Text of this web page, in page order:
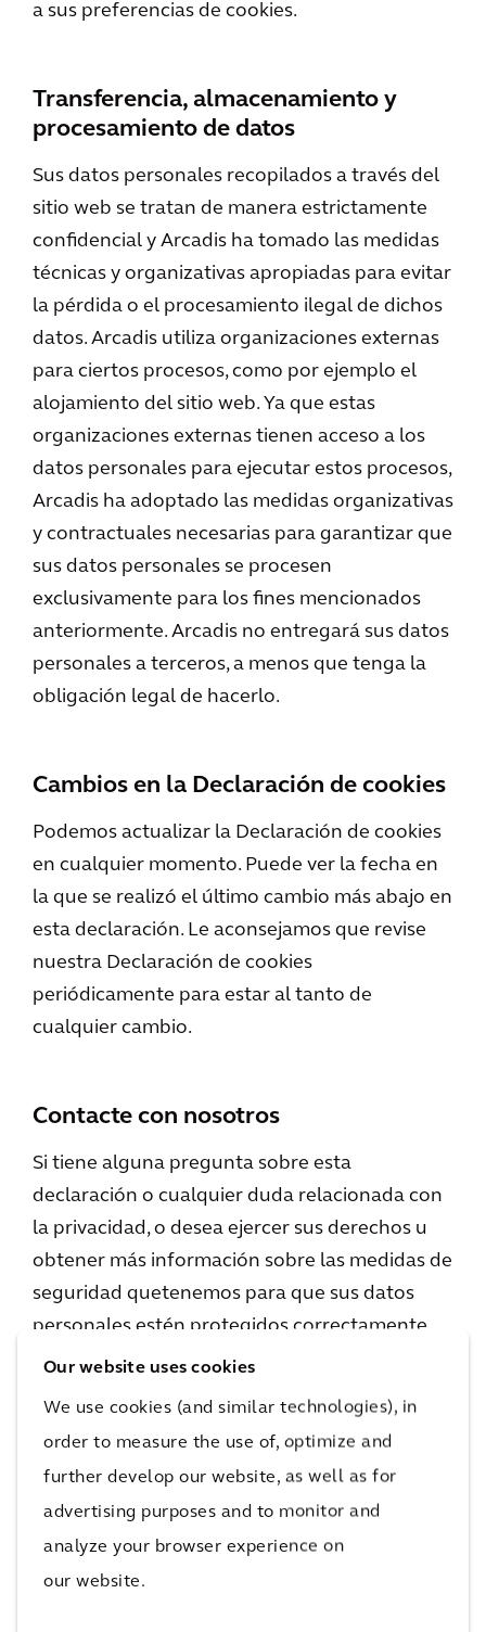
Our website uses cookies
We use cookies (and similar technologies), in
order to measure the use of, optimize and
further develop our website, as well as for
advertising purposes and to monitor and
analyze your browser experience on
our website.
a sus preferencias de cookies.
Transferencia, almacenamiento y
procesamiento de datos
Sus datos personales recopilados a través del
sitio web se tratan de manera estrictamente
confidencial y Arcadis ha tomado las medidas
técnicas y organizativas apropiadas para evitar
la pérdida o el procesamiento ilegal de dichos
datos. Arcadis utiliza organizaciones externas
para ciertos procesos, como por ejemplo el
alojamiento del sitio web. Ya que estas
organizaciones externas tienen acceso a los
datos personales para ejecutar estos procesos,
Arcadis ha adoptado las medidas organizativas
y contractuales necesarias para garantizar que
sus datos personales se procesen
exclusivamente para los fines mencionados
anteriormente. Arcadis no entregará sus datos
personales a terceros, a menos que tenga la
obligación legal de hacerlo.
Cambios en la Declaración de cookies
Podemos actualizar la Declaración de cookies
en cualquier momento. Puede ver la fecha en
la que se realizó el último cambio más abajo en
esta declaración. Le aconsejamos que revise
nuestra Declaración de cookies
periódicamente para estar al tanto de
cualquier cambio.
Contacte con nosotros
Si tiene alguna pregunta sobre esta
declaración o cualquier duda relacionada con
la privacidad, o desea ejercer sus derechos u
obtener más información sobre las medidas de
seguridad quetenemos para que sus datos
personales estén protegidos correctamente,
comuníquese con nosotros en
Esta declaración se actualizó el: 30 de marzo
de 2021
Consent